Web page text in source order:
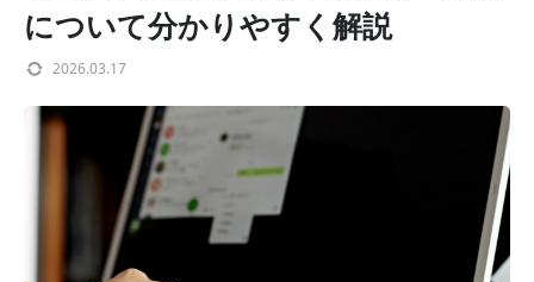
について分かりやすく解説
2026.03.17